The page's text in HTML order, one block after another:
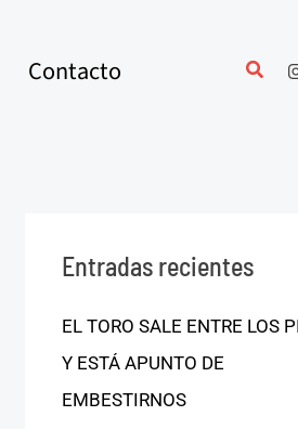
Contacto
Entradas recientes
EL TORO SALE ENTRE LOS
Y ESTÁ APUNTO DE
EMBESTIRNOS